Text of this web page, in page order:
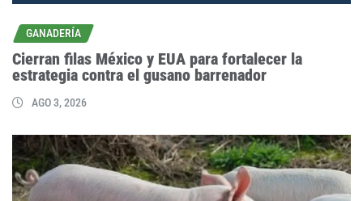
GANADERÍA
Cierran filas México y EUA para fortalecer la
estrategia contra el gusano barrenador
AGO 3, 2026